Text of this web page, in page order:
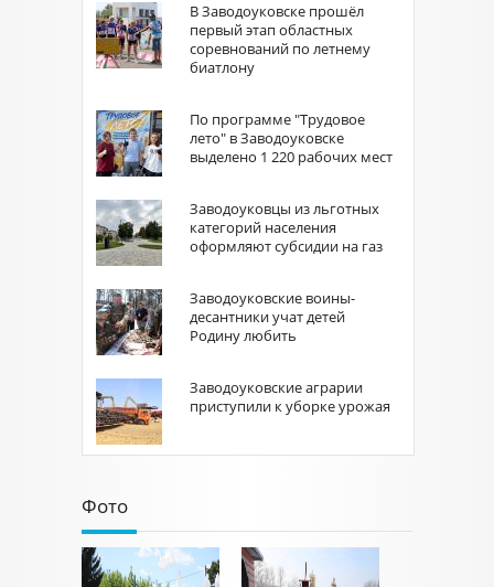
В Заводоуковске прошёл
первый этап областных
соревнований по летнему
биатлону
По программе "Трудовое
лето" в Заводоуковске
выделено 1 220 рабочих мест
Заводоуковцы из льготных
категорий населения
оформляют субсидии на газ
Заводоуковские воины-
десантники учат детей
Родину любить
Заводоуковские аграрии
приступили к уборке урожая
Фото